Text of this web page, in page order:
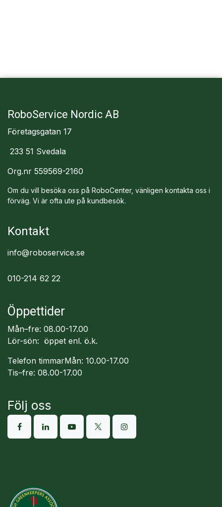
RoboService Nordic AB
Företagsgatan 17
233 51 Svedala
Org.nr 559569-2160
Om du vill besöka oss på RoboCenter, vänligen kontakta oss i
förväg. Vi är ofta ute på kundbesök.
Kontakt
info@roboservice.se
010-214 62 22
Öppettider
Mån–fre: 08.00-17.00
Lör-sön: öppet enl. ö.k.
Telefon timmarMån: 10.00-17.00
Tis–fre: 08.00-17.00
Följ oss